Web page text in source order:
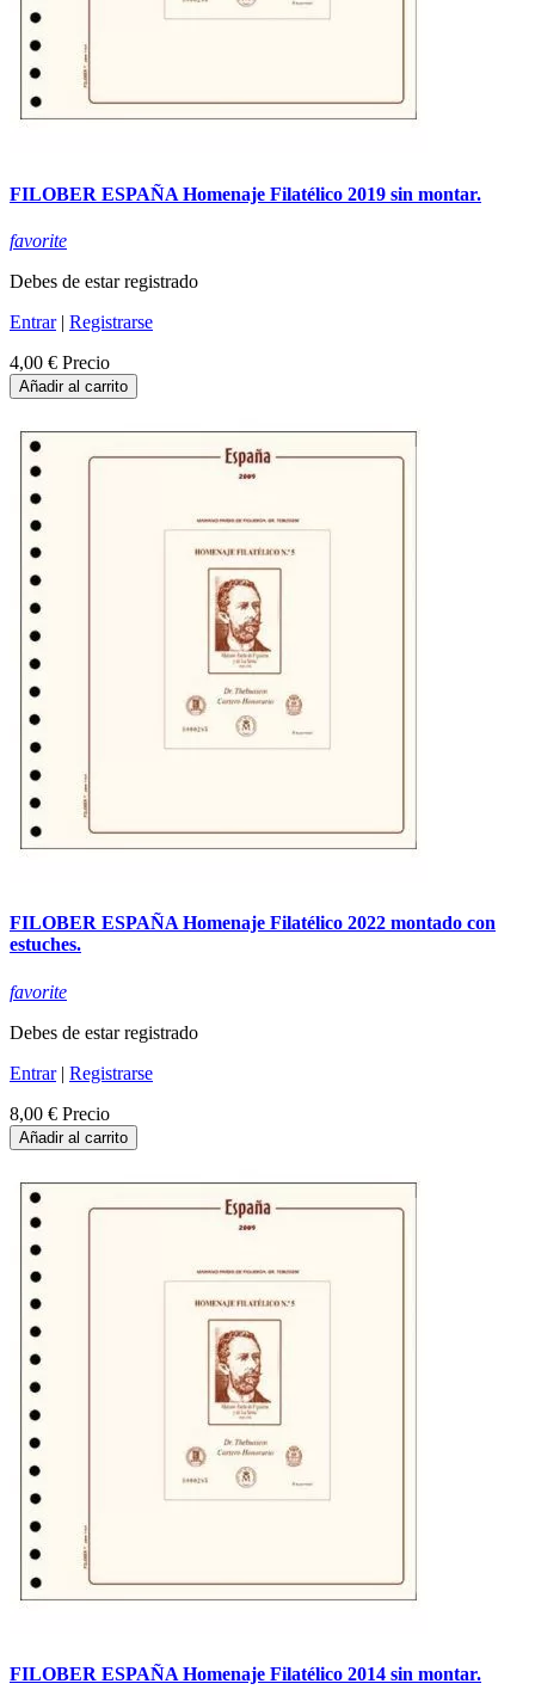
FILOBER ESPAÑA Homenaje Filatélico 2019 sin montar.
favorite
Debes de estar registrado
Entrar| Registrarse
4,00 € Precio
Añadir al carrito
FILOBER ESPAÑA Homenaje Filatélico 2022 montado con
estuches.
favorite
Debes de estar registrado
Entrar| Registrarse
8,00 € Precio
Añadir al carrito
FILOBER ESPAÑA Homenaje Filatélico 2014 sin montar.